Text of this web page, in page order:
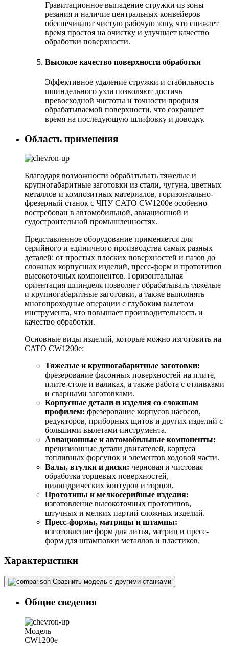
Гравитационное выпадение стружки из зоны
резания и наличие центральных конвейеров
обеспечивают чистую рабочую зону, что снижает
время простоя на очистку и улучшает качество
обработки поверхности.
Высокое качество поверхности обработки
Эффективное удаление стружки и стабильность
шпиндельного узла позволяют достичь
превосходной чистоты и точности профиля
обрабатываемой поверхности, что сокращает
время на последующую шлифовку и доводку.
Область применения
Благодаря возможности обрабатывать тяжелые и
крупногабаритные заготовки из стали, чугуна, цветных
металлов и композитных материалов, горизонтально-
фрезерный станок с ЧПУ CATO CW1200e особенно
востребован в автомобильной, авиационной и
судостроительной промышленностях.
Представленное оборудование применяется для
серийного и единичного производства самых разных
деталей: от простых плоских поверхностей и пазов до
сложных корпусных изделий, пресс-форм и прототипов
высокоточных компонентов. Горизонтальная
ориентация шпинделя позволяет обрабатывать тяжёлые
и крупногабаритные заготовки, а также выполнять
многопроходные операции с глубоким вылетом
инструмента, что повышает производительность и
качество обработки.
Основные виды изделий, которые можно изготовить на
CATO CW1200e:
Тяжелые и крупногабаритные заготовки:
фрезерование фасонных поверхностей на плите,
плите-столе и валиках, а также работа с отливками
и сварными заготовками.
Корпусные детали и изделия со сложным
профилем: фрезерование корпусов насосов,
редукторов, приборных щитов и других изделий с
большими вылетами инструмента.
Авиационные и автомобильные компоненты:
прецизионные детали двигателей, корпуса
топливных форсунок и элементов ходовой части.
Валы, втулки и диски: черновая и чистовая
обработка торцевых поверхностей,
цилиндрических контуров и торцов.
Прототипы и мелкосерийные изделия:
изготовление высокоточных прототипов,
штучных и мелких партий сложных изделий.
Пресс-формы, матрицы и штампы:
изготовление форм для литья, матриц и пресс-
форм для штамповки металлов и пластиков.
Характеристики
Сравнить модель с другими станками
Общие сведения
Модель
CW1200e